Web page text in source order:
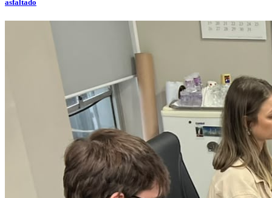
asfaltado